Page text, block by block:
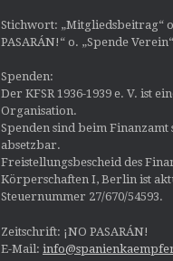
Stichwort: „Mitgliedsbeitrag“
PASARÁN!“ o. „Spende
Spenden:
Der KFSR 1936-1939 e. V. ist
Organisation.
Spenden sind beim Finanzamt
absetzbar.
Freistellungsbescheid des
Körperschaften I, Berlin ist
Steuernummer 27/670/54593.
Zeitschrift: ¡NO PASARÁN!
E-Mail: